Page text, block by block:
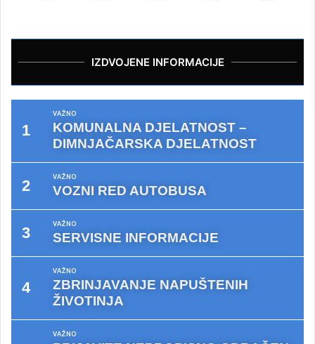
IZDVOJENE INFORMACIJE
VAŽNO
KOMUNALNA DJELATNOST –
DIMNJAČARSKA DJELATNOST
VAŽNO
VOZNI RED AUTOBUSA
VAŽNO
SERVISNE INFORMACIJE
VAŽNO
ZBRINJAVANJE NAPUŠTENIH
ŽIVOTINJA
VAŽNO